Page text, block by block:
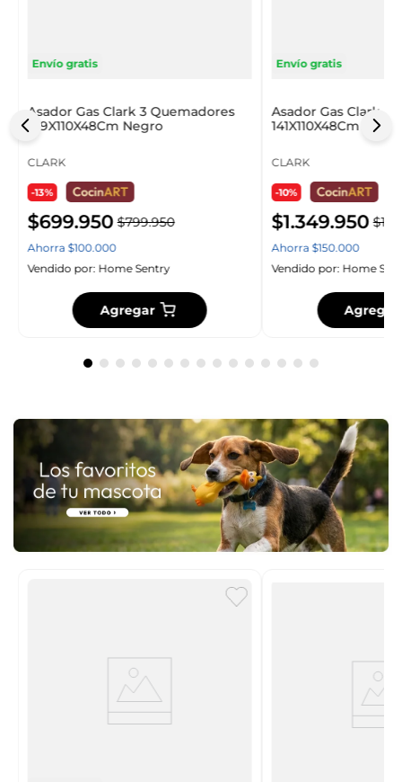
Envío gratis
Asador Gas Clark 3 Quemadores
109X110X48Cm Negro
CLARK
-13%
$699.950 $799.950
Ahorra $100.000
Vendido por: Home Sentry
Agregar
Envío gratis
Asador Gas Clark 4
141X110X48Cm
CLARK
-10%
$1.349.950 $1
Ahorra$150.000
Vendido por:Home
Agregar